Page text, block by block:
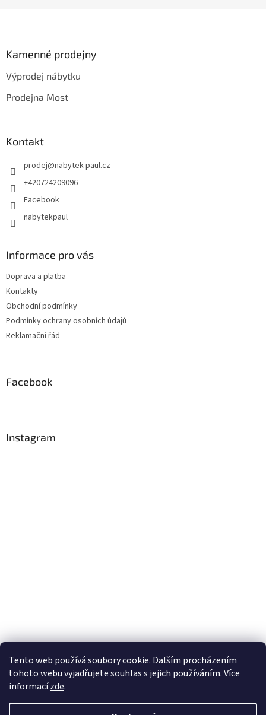
Tento web používá soubory cookie. Dalším procházením
tohoto webu vyjadřujete souhlas s jejich používáním. Více
informacízde.
Kamenné prodejny
Výprodej nábytku
Prodejna Most
Kontakt
prodej@nabytek-paul.cz
+420724209096
Facebook
nabytekpaul
Informace pro vás
Doprava a platba
Kontakty
Obchodní podmínky
Podmínky ochrany osobních údajů
Reklamační řád
Facebook
Instagram